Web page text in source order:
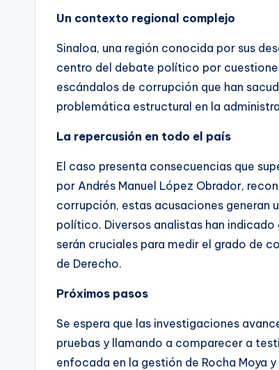
Un contexto regional complejo
Sinaloa, una región conocida por sus
centro del debate político por
escándalos de corrupción que han
problemática estructural en la
La repercusión en todo el país
El caso presenta consecuencias que
por Andrés Manuel López Obrador,
corrupción, estas acusaciones generan
político. Diversos analistas han
serán cruciales para medir el grado de
de Derecho.
Próximos pasos
Se espera que las investigaciones
pruebas y llamando a comparecer a
enfocada en la gestión de Rocha Moya